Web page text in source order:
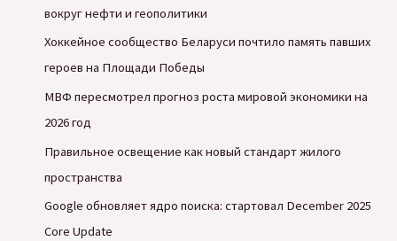
погодозависимых
отраслей
бизнеса
вокруг нефти и геополитики
Хоккейное сообщество Беларуси почтило память павших
героев на Площади Победы
МВФ пересмотрел прогноз роста мировой экономики на
2026 год
Правильное освещение как новый стандарт жилого
пространства
Google обновляет ядро поиска: стартовал December 2025
Core Update